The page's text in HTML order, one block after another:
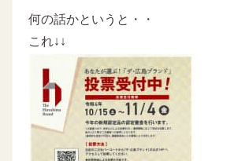
何の話かというと・・
これ↓↓